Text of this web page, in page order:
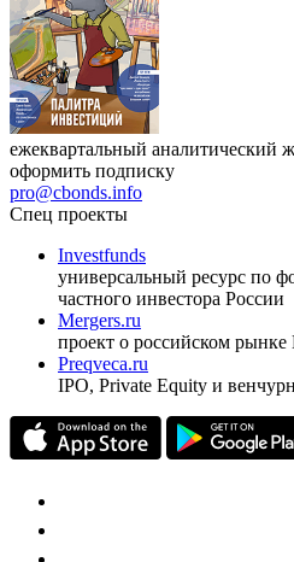
ежеквартальный аналитический
оформить подписку
pro@cbonds.info
Спец проекты
Investfunds
универсальный ресурс по
частного инвестора России
Mergers.ru
проект о российском
Preqveca.ru
IPO, Private Equity и